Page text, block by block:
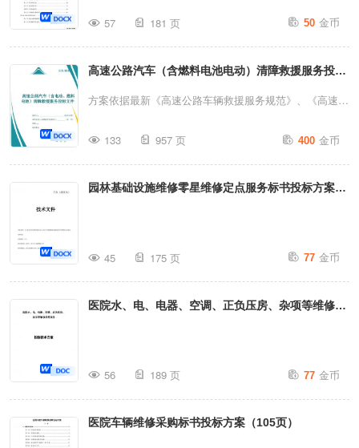
57 181 页 50 金币
高速公路汽车（含燃料电池电动）清障救援服务投标
文件（957页）
方案依据最新《高速公路车辆救援服务规范》、《高速公
动汽车灾害事故应急救援指南》、《燃料电池电动汽车灾
害事故应急救援指南》编制，满足高速公路车辆救援服务
项目招标要求。 WORD格式，文件目录、索引清晰，字
印，可直接添加投标人名称简单编排即可。 特别提醒：
请在编制时依据项目实际情况，调整内容。
133 957 页 400 金币
园林基础设施维修零星维修定点服务标书投标方案
45 175 页 77 金币
医院水、电、电器、空调、正负压房、杂项等维修保
56 189 页 77 金币
医院车辆维修采购标书投标方案（105页）